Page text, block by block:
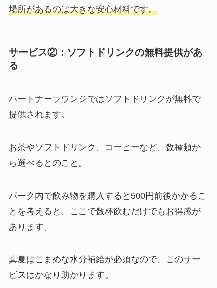
場所があるのは大きな安心材料です。
サービス②：ソフトドリンクの無料提供があ
る
パートナーラウンジではソフトドリンクが無料で
提供されます。
お茶やソフトドリンク、コーヒーなど、数種類か
ら選べるとのこと。
パーク内で飲み物を購入すると500円前後かかるこ
とを考えると、ここで数杯飲むだけでもお得感が
あります。
真夏はこまめな水分補給が必須なので、このサー
ビスはかなり助かります。